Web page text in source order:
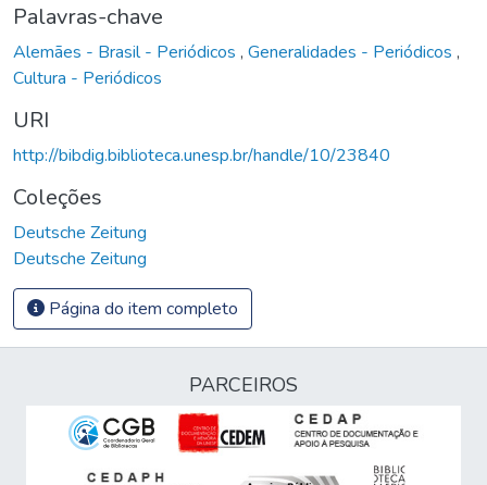
Palavras-chave
Alemães - Brasil - Periódicos , Generalidades - Periódicos ,
Cultura - Periódicos
URI
http://bibdig.biblioteca.unesp.br/handle/10/23840
Coleções
Deutsche Zeitung
Deutsche Zeitung
Página do item completo
PARCEIROS